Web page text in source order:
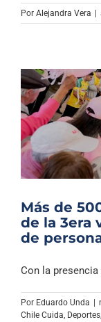
Por Alejandra Vera |
Más de
de la 3era
de
Con la
Por Eduardo Unda |
Chile Cuida Deportes